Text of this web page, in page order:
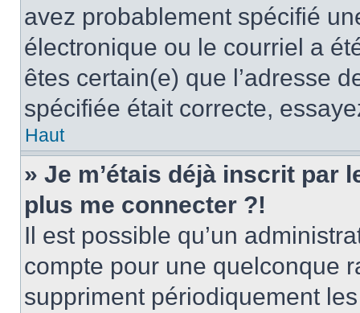
avez probablement spécifié
électronique ou le courriel a
êtes certain(e) que l’adresse
spécifiée était correcte,
Haut
» Je m’étais déjà inscrit par
plus me connecter ?!
Il est possible qu’un
compte pour une quelconque
suppriment périodiquement